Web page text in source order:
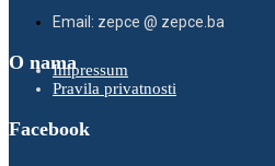
Email: zepce @ zepce.ba
O namaImpressum
Pravila privatnosti
Facebook